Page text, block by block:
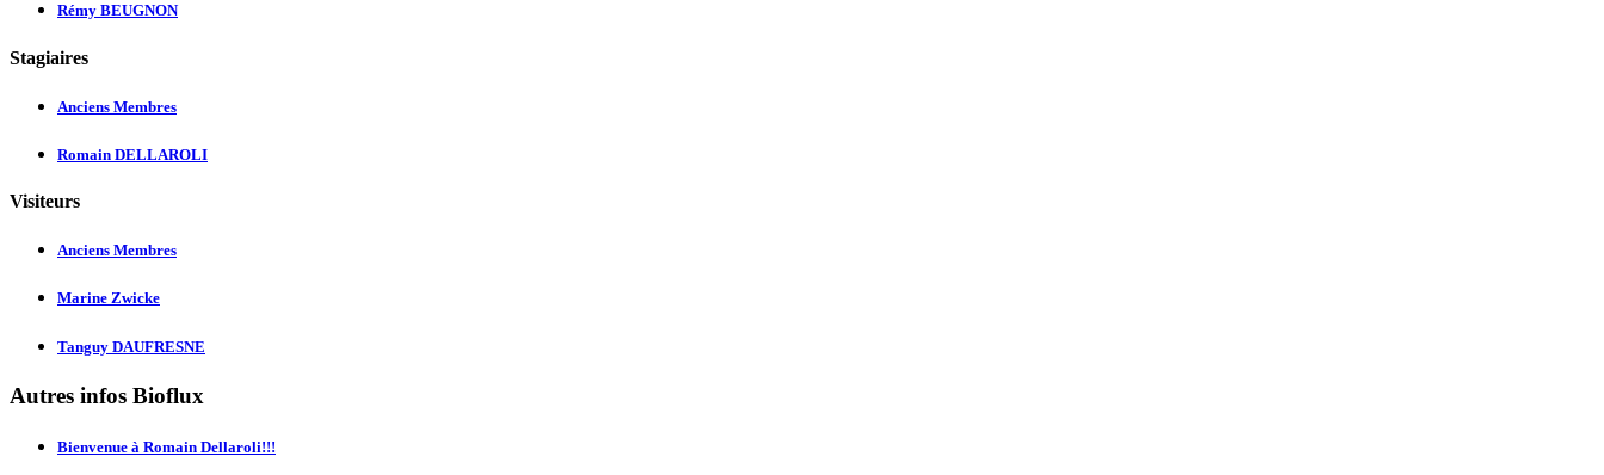
Rémy BEUGNON
Stagiaires
Anciens Membres
Romain DELLAROLI
Visiteurs
Anciens Membres
Marine Zwicke
Tanguy DAUFRESNE
Autres infos Bioflux
Bienvenue à Romain Dellaroli!!!